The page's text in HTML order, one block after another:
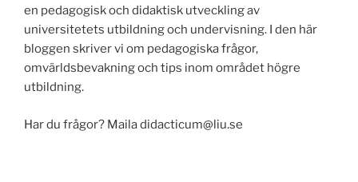
en pedagogisk och didaktisk utveckling av
universitetets utbildning och undervisning. I den här
bloggen skriver vi om pedagogiska frågor,
omvärldsbevakning och tips inom området högre
utbildning.
Har du frågor? Maila didacticum@liu.se